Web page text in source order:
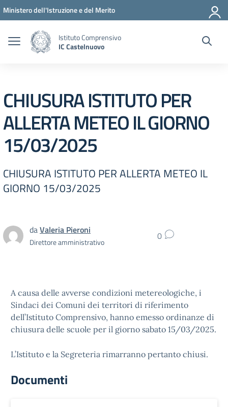
Vai ai contenuti
Vai al menu di navigazione
Vai al footer
Ministero dell'Istruzione e del Merito
Istituto Comprensivo
IC Castelnuovo
CHIUSURA ISTITUTO PER
ALLERTA METEO IL GIORNO
15/03/2025
CHIUSURA ISTITUTO PER ALLERTA METEO IL
GIORNO 15/03/2025
daValeria Pieroni
Direttore amministrativo 0
A causa delle avverse condizioni metereologiche, i
Sindaci dei Comuni dei territori di riferimento
dell’Istituto Comprensivo, hanno emesso ordinanze di
chiusura delle scuole per il giorno sabato 15/03/2025.
L’Istituto e la Segreteria rimarranno pertanto chiusi.
Documenti